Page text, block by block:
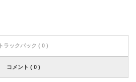
トラックバック ( 0 )
コメント ( 0 )